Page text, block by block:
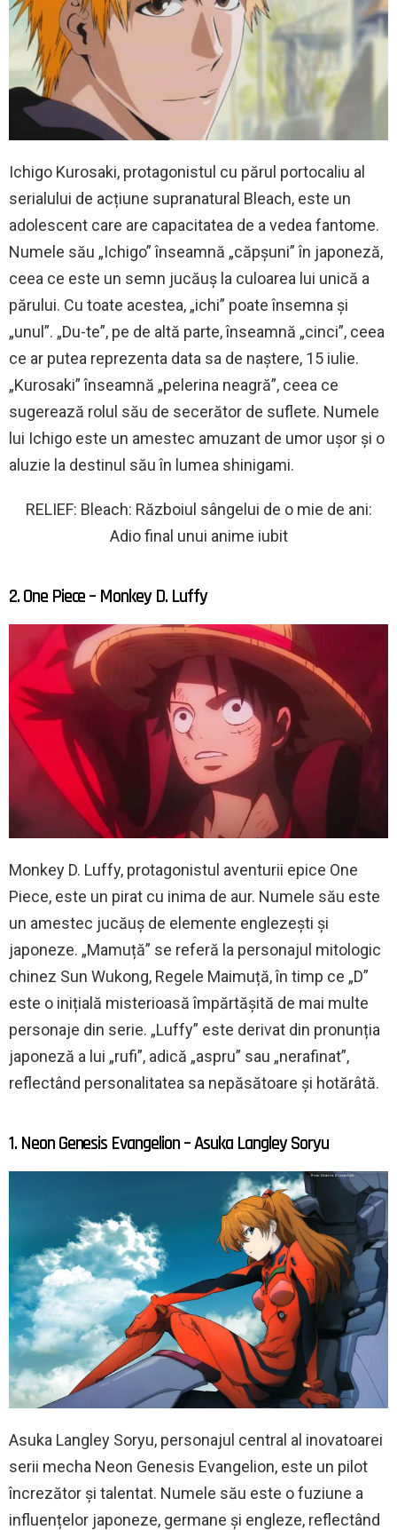
Ichigo Kurosaki, protagonistul cu părul portocaliu al
serialului de acțiune supranatural Bleach, este un
adolescent care are capacitatea de a vedea fantome.
Numele său „Ichigo” înseamnă „căpșuni” în japoneză,
ceea ce este un semn jucăuș la culoarea lui unică a
părului. Cu toate acestea, „ichi” poate însemna și
„unul”. „Du-te”, pe de altă parte, înseamnă „cinci”, ceea
ce ar putea reprezenta data sa de naștere, 15 iulie.
„Kurosaki” înseamnă „pelerina neagră”, ceea ce
sugerează rolul său de secerător de suflete. Numele
lui Ichigo este un amestec amuzant de umor ușor și o
aluzie la destinul său în lumea shinigami.
RELIEF: Bleach: Războiul sângelui de o mie de ani:
Adio final unui anime iubit
2. One Piece – Monkey D. Luffy
Monkey D. Luffy, protagonistul aventurii epice One
Piece, este un pirat cu inima de aur. Numele său este
un amestec jucăuș de elemente englezești și
japoneze. „Mamuță” se referă la personajul mitologic
chinez Sun Wukong, Regele Maimuță, în timp ce „D”
este o inițială misterioasă împărtășită de mai multe
personaje din serie. „Luffy” este derivat din pronunția
japoneză a lui „rufi”, adică „aspru” sau „nerafinat”,
reflectând personalitatea sa nepăsătoare și hotărâtă.
1. Neon Genesis Evangelion – Asuka Langley Soryu
Asuka Langley Soryu, personajul central al inovatoarei
serii mecha Neon Genesis Evangelion, este un pilot
încrezător și talentat. Numele său este o fuziune a
influențelor japoneze, germane și engleze, reflectând